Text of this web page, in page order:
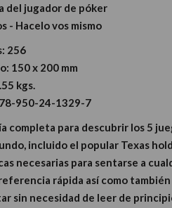
del jugador de póker
- Hacelo vos mismo
256
150 x 200 mm
kgs.
950-24-1329-7
completa para descubrir los 5
incluido el popular Texas
necesarias para sentarse a
rápida así como
sin necesidad de leer de